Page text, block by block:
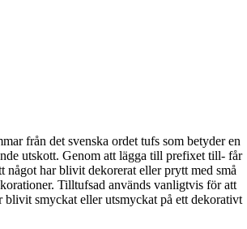
från det svenska ordet tufs som betyder en
utskott. Genom att lägga till prefixet till- får
något har blivit dekorerat eller prytt med små
Tilltufsad används vanligtvis för att
blivit smyckat eller utsmyckat på ett dekorativt